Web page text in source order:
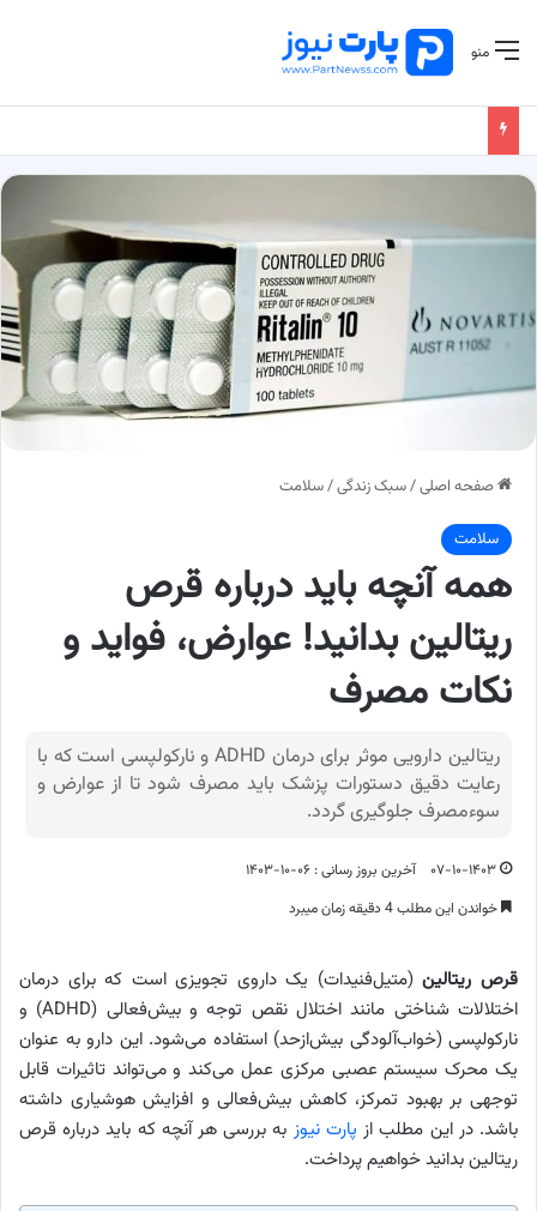
منو
صفحه اصلی/سبک زندگی/سلامت
سلامت
همه آنچه باید درباره قرص
ریتالین بدانید! عوارض، فواید و
نکات مصرف
ریتالین دارویی موثر برای درمان ADHD و نارکولپسی است که با
رعایت دقیق دستورات پزشک باید مصرف شود تا از عوارض و
سوءمصرف جلوگیری گردد.
۰۷-۱۰-۱۴۰۳
آخرین بروز رسانی : ۰۶-۱۰-۱۴۰۳
خواندن این مطلب 4 دقیقه زمان میبرد
قرص ریتالین(متیل‌فنیدات) یک داروی تجویزی است که برای درمان
اختلالات شناختی مانند اختلال نقص توجه و بیش‌فعالی (ADHD) و
نارکولپسی (خواب‌آلودگی بیش‌ازحد) استفاده می‌شود. این دارو به عنوان
یک محرک سیستم عصبی مرکزی عمل می‌کند و می‌تواند تاثیرات قابل
توجهی بر بهبود تمرکز، کاهش بیش‌فعالی و افزایش هوشیاری داشته
باشد. در این مطلب از پارت نیوز به بررسی هر آنچه که باید درباره قرص
ریتالین بدانید خواهیم پرداخت.